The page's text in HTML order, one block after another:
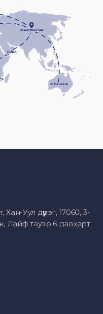
Уул дүүрэг, 17060, 3-
Лайф тауэр 6 давхарт